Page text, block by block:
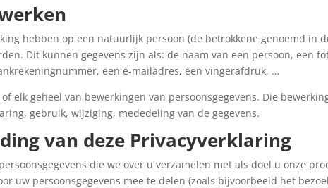
hebben op een natuurlijk persoon (de betrokkene genoemd in
Dit kunnen gegevens zijn als: de naam van een persoon, een
een e-mailadres, een vingerafdruk, …
elk geheel van bewerkingen van persoonsgegevens. Die
gebruik, wijziging, mededeling van de gegevens.
van deze Privacyverklaring
die we over u verzamelen met als doel u onze
uw persoonsgegevens mee te delen (zoals bijvoorbeeld het